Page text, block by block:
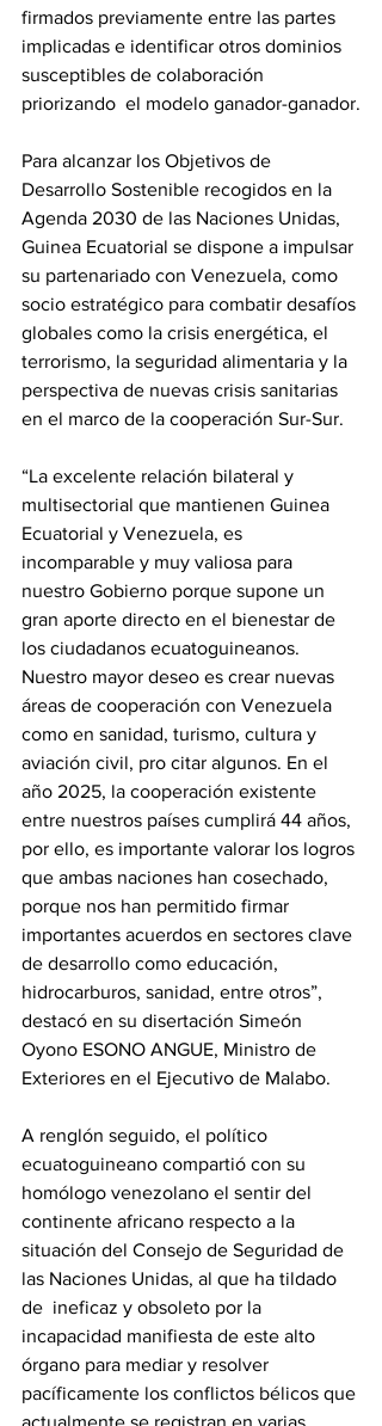
firmados previamente entre las partes
implicadas e identificar otros dominios
susceptibles de colaboración
priorizando  el modelo ganador-ganador.
Para alcanzar los Objetivos de
Desarrollo Sostenible recogidos en la
Agenda 2030 de las Naciones Unidas,
Guinea Ecuatorial se dispone a impulsar
su partenariado con Venezuela, como
socio estratégico para combatir desafíos
globales como la crisis energética, el
terrorismo, la seguridad alimentaria y la
perspectiva de nuevas crisis sanitarias
en el marco de la cooperación Sur-Sur.
“La excelente relación bilateral y
multisectorial que mantienen Guinea
Ecuatorial y Venezuela, es
incomparable y muy valiosa para
nuestro Gobierno porque supone un
gran aporte directo en el bienestar de
los ciudadanos ecuatoguineanos.
Nuestro mayor deseo es crear nuevas
áreas de cooperación con Venezuela
como en sanidad, turismo, cultura y
aviación civil, pro citar algunos. En el
año 2025, la cooperación existente
entre nuestros países cumplirá 44 años,
por ello, es importante valorar los logros
que ambas naciones han cosechado,
porque nos han permitido firmar
importantes acuerdos en sectores clave
de desarrollo como educación,
hidrocarburos, sanidad, entre otros”,
destacó en su disertación Simeón
Oyono ESONO ANGUE, Ministro de
Exteriores en el Ejecutivo de Malabo.
A renglón seguido, el político
ecuatoguineano compartió con su
homólogo venezolano el sentir del
continente africano respecto a la
situación del Consejo de Seguridad de
las Naciones Unidas, al que ha tildado
de  ineficaz y obsoleto por la
incapacidad manifiesta de este alto
órgano para mediar y resolver
pacíficamente los conflictos bélicos que
actualmente se registran en varias